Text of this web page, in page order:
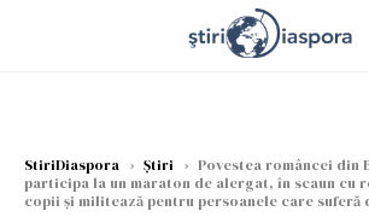
StiriDiaspora › Știri › Povestea româncei din
participa la un maraton de alergat, în scaun cu
copii și militează pentru persoanele care suferă